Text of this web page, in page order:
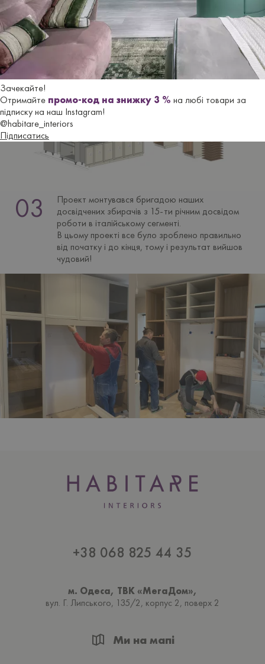
Зачекайте!
Отримайте промо-код на знижку 3 % на любі товари за
підписку на наш Instagram!
@habitare_interiors
Підписатись
Як і зазвичай ми зняли заміри і виконали проект
у дилерському фабричному ПО, що виключає
помилки.
Проект монтувався бригадою наших
досвідчених збирачів з 15-ти річним досвідом
роботи в італійському сегменті.
В цьому проекті все було зроблено правильно
від початку і до кінця, тому і результат вийшов
чудовий!
+38 068 825 44 35
м. Одеса, ТВК «МегаДом»,
вул. Г. Липського, 135/2, корпус 2, поверх 2
Ми на мапі